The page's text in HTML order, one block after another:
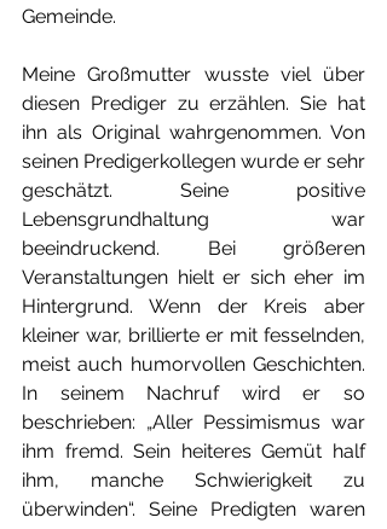
Gemeinde.
Meine Großmutter wusste viel über
diesen Prediger zu erzählen. Sie hat
ihn als Original wahrgenommen. Von
seinen Predigerkollegen wurde er sehr
geschätzt. Seine positive
Lebensgrundhaltung war
beeindruckend. Bei größeren
Veranstaltungen hielt er sich eher im
Hintergrund. Wenn der Kreis aber
kleiner war, brillierte er mit fesselnden,
meist auch humorvollen Geschichten.
In seinem Nachruf wird er so
beschrieben: „Aller Pessimismus war
ihm fremd. Sein heiteres Gemüt half
ihm, manche Schwierigkeit zu
überwinden“. Seine Predigten waren